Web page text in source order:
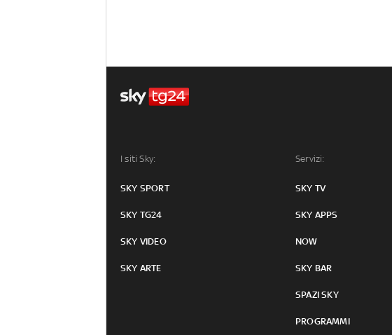
I siti Sky:
SKY SPORT
SKY TG24
SKY VIDEO
SKY ARTE
Servizi:
SKY TV
SKY APPS
NOW
SKY BAR
SPAZI SKY
PROGRAMMI